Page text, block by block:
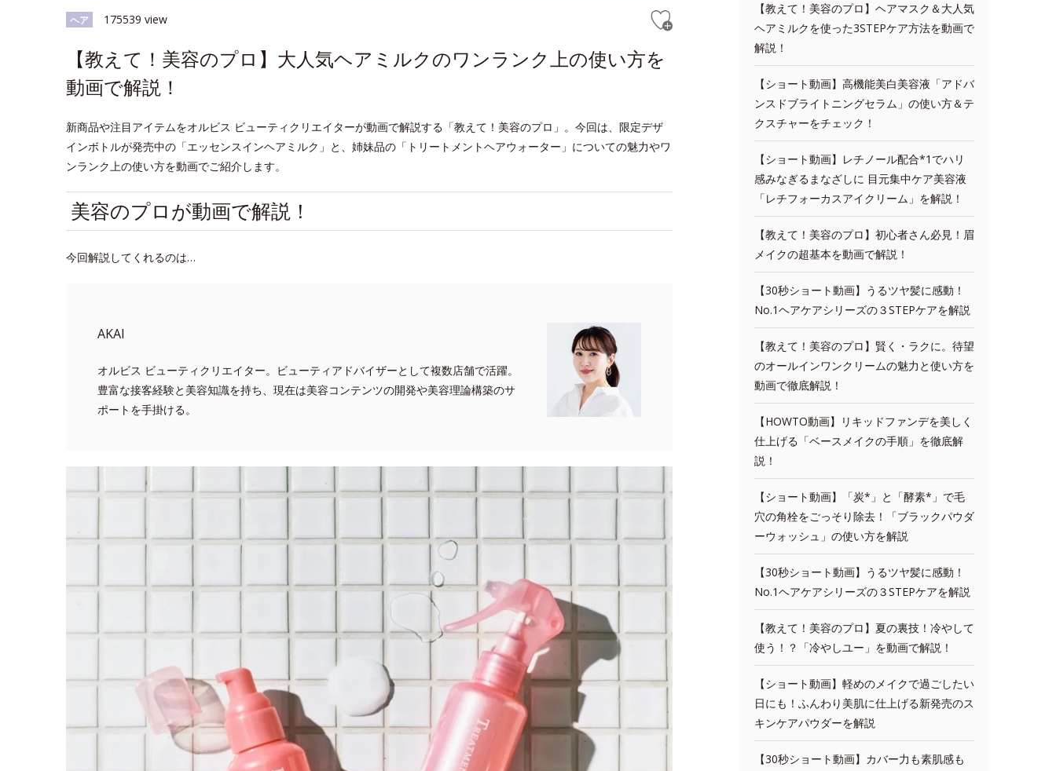
ヘア 175539 view
【教えて！美容のプロ】大人気ヘアミルクのワンランク上の使い方を
動画で解説！
新商品や注目アイテムをオルビス ビューティクリエイターが動画で解説する「教えて！美容のプロ」。今回は、限定デザ
インボトルが発売中の「エッセンスインヘアミルク」と、姉妹品の「トリートメントヘアウォーター」についての魅力やワ
ンランク上の使い方を動画でご紹介します。
美容のプロが動画で解説！
今回解説してくれるのは…
AKAI
オルビス ビューティクリエイター。ビューティアドバイザーとして複数店舗で活躍。
豊富な接客経験と美容知識を持ち、現在は美容コンテンツの開発や美容理論構築のサ
ポートを手掛ける。
【教えて！美容のプロ】ヘアマスク＆大人気
ヘアミルクを使った3STEPケア方法を動画で
解説！
【ショート動画】高機能美白美容液「アドバ
ンスドブライトニングセラム」の使い方＆テ
クスチャーをチェック！
【ショート動画】レチノール配合*1でハリ
感みなぎるまなざしに 目元集中ケア美容液
「レチフォーカスアイクリーム」を解説！
【教えて！美容のプロ】初心者さん必見！眉
メイクの超基本を動画で解説！
【30秒ショート動画】うるツヤ髪に感動！
No.1ヘアケアシリーズの３STEPケアを解説
【教えて！美容のプロ】賢く・ラクに。待望
のオールインワンクリームの魅力と使い方を
動画で徹底解説！
【HOWTO動画】リキッドファンデを美しく
仕上げる「ベースメイクの手順」を徹底解
説！
【ショート動画】「炭*」と「酵素*」で毛
穴の角栓をごっそり除去！「ブラックパウダ
ーウォッシュ」の使い方を解説
【30秒ショート動画】うるツヤ髪に感動！
No.1ヘアケアシリーズの３STEPケアを解説
【教えて！美容のプロ】夏の裏技！冷やして
使う！？「冷やしユー」を動画で解説！
【ショート動画】軽めのメイクで過ごしたい
日にも！ふんわり美肌に仕上げる新発売のス
キンケアパウダーを解説
【30秒ショート動画】カバー力も素肌感も